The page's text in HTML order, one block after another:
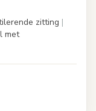
zitting |
met